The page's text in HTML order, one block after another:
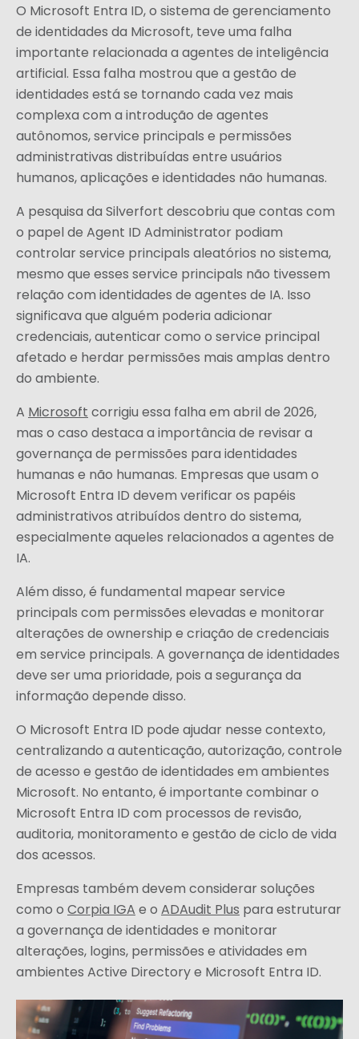
O Microsoft Entra ID, o sistema de gerenciamento
de identidades da Microsoft, teve uma falha
importante relacionada a agentes de inteligência
artificial. Essa falha mostrou que a gestão de
identidades está se tornando cada vez mais
complexa com a introdução de agentes
autônomos, service principals e permissões
administrativas distribuídas entre usuários
humanos, aplicações e identidades não humanas.
A pesquisa da Silverfort descobriu que contas com
o papel de Agent ID Administrator podiam
controlar service principals aleatórios no sistema,
mesmo que esses service principals não tivessem
relação com identidades de agentes de IA. Isso
significava que alguém poderia adicionar
credenciais, autenticar como o service principal
afetado e herdar permissões mais amplas dentro
do ambiente.
AMicrosoftcorrigiu essa falha em abril de 2026,
mas o caso destaca a importância de revisar a
governança de permissões para identidades
humanas e não humanas. Empresas que usam o
Microsoft Entra ID devem verificar os papéis
administrativos atribuídos dentro do sistema,
especialmente aqueles relacionados a agentes de
IA.
Além disso, é fundamental mapear service
principals com permissões elevadas e monitorar
alterações de ownership e criação de credenciais
em service principals. A governança de identidades
deve ser uma prioridade, pois a segurança da
informação depende disso.
O Microsoft Entra ID pode ajudar nesse contexto,
centralizando a autenticação, autorização, controle
de acesso e gestão de identidades em ambientes
Microsoft. No entanto, é importante combinar o
Microsoft Entra ID com processos de revisão,
auditoria, monitoramento e gestão de ciclo de vida
dos acessos.
Empresas também devem considerar soluções
como oCorpia IGAe oADAudit Pluspara estruturar
a governança de identidades e monitorar
alterações, logins, permissões e atividades em
ambientes Active Directory e Microsoft Entra ID.